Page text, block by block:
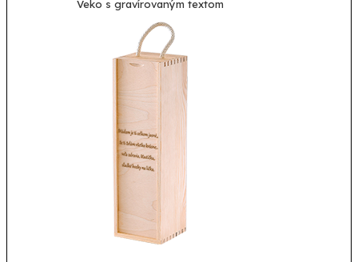
Veko s gravírovaným textom